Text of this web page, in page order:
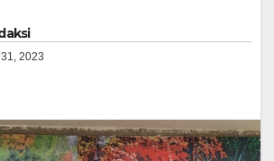
2023